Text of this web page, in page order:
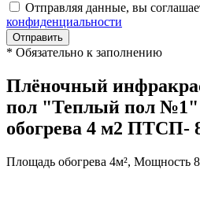
Отправляя данные, вы
конфиденциальности
Отправить
* Обязательно к заполнению
Плёночный
пол "Теплый пол
обогрева 4 м2 ПТСП-
Площадь обогрева 4м², Мощность